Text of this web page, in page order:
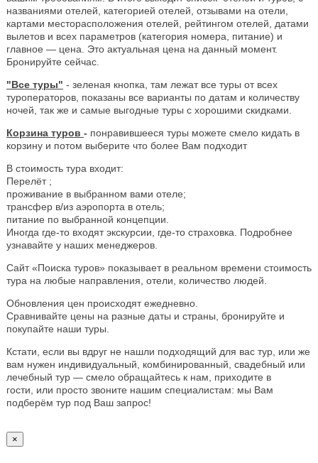
названиями отелей, категорией отелей, отзывами на отели,
картами месторасположения отелей, рейтингом отелей, датами
вылетов и всех параметров (категория номера, питание) и
главное — цена. Это актуальная цена на данный момент.
Бронируйте сейчас.
"Все туры" - зеленая кнопка, там лежат все туры от всех
туроператоров, показаны все варианты по датам и количеству
ночей, так же и самые выгодные туры с хорошими скидками.
Корзина туров - понравившееся туры можете смело кидать в
корзину и потом выберите что более Вам подходит
В стоимость тура входит:
Перелёт ;
проживание в выбранном вами отеле;
трансфер в/из аэропорта в отель;
питание по выбранной концепции.
Иногда где-то входят экскурсии, где-то страховка. Подробнее
узнавайте у наших менеджеров.
Сайт «Поиска туров» показывает в реальном времени стоимость
тура на любые направления, отели, количество людей.
Обновления цен происходят ежедневно.
Сравнивайте цены на разные даты и страны, бронируйте и
покупайте наши туры.
Кстати, если вы вдруг не нашли подходящий для вас тур, или же
вам нужен индивидуальный, комбинированный, свадебный или
лечебный тур — смело обращайтесь к нам, приходите в
гости, или просто звоните нашим специалистам: мы Вам
подберём тур под Ваш запрос!
×